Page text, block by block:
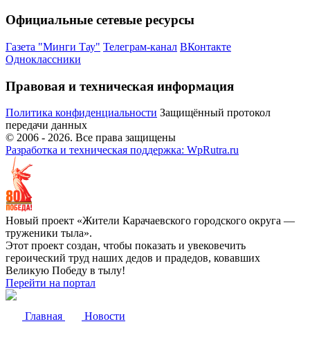
Официальные сетевые ресурсы
Газета "Минги Тау" Телеграм-канал ВКонтакте
Одноклассники
Правовая и техническая информация
Политика конфиденциальности Защищённый протокол
передачи данных
© 2006 - 2026. Все права защищены
Разработка и техническая поддержка: WpRutra.ru
Новый проект «Жители Карачаевского городского округа —
труженики тыла».
Этот проект создан, чтобы показать и увековечить
героический труд наших дедов и прадедов, ковавших
Великую Победу в тылу!
Перейти на портал
Главная Новости